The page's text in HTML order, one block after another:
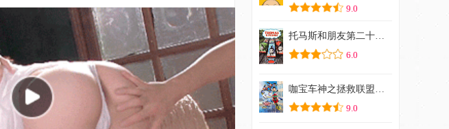
9.0
托马斯和朋友第二十一季
6.0
9.0